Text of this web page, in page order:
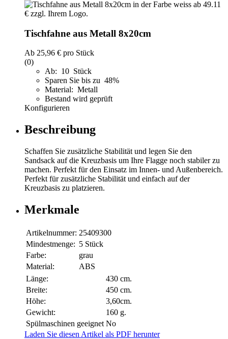
Tischfahne aus Metall 8x20cm
Ab 25,96 € pro Stück
(0)
Ab: 10 Stück
Sparen Sie bis zu 48%
Material: Metall
Bestand wird geprüft
Konfigurieren
Beschreibung
Schaffen Sie zusätzliche Stabilität und legen Sie den
Sandsack auf die Kreuzbasis um Ihre Flagge noch stabiler zu
machen. Perfekt für den Einsatz im Innen- und Außenbereich.
Perfekt für zusätzliche Stabilität und einfach auf der
Kreuzbasis zu platzieren.
Merkmale
Artikelnummer: 25409300
Mindestmenge: 5 Stück
Farbe:
grau
Material:
ABS
Länge:
430 cm.
Breite:
450 cm.
Höhe:
3,60cm.
Gewicht:
160 g.
Spülmaschinen geeignet No
Laden Sie diesen Artikel als PDF herunter